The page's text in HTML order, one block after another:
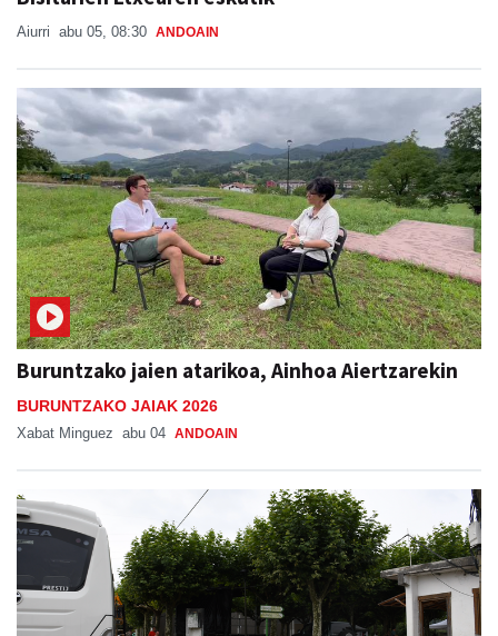
Aiurri abu 05, 08:30 ANDOAIN
Buruntzako jaien atarikoa, Ainhoa Aiertzarekin
BURUNTZAKO JAIAK 2026
Xabat Minguez abu 04 ANDOAIN